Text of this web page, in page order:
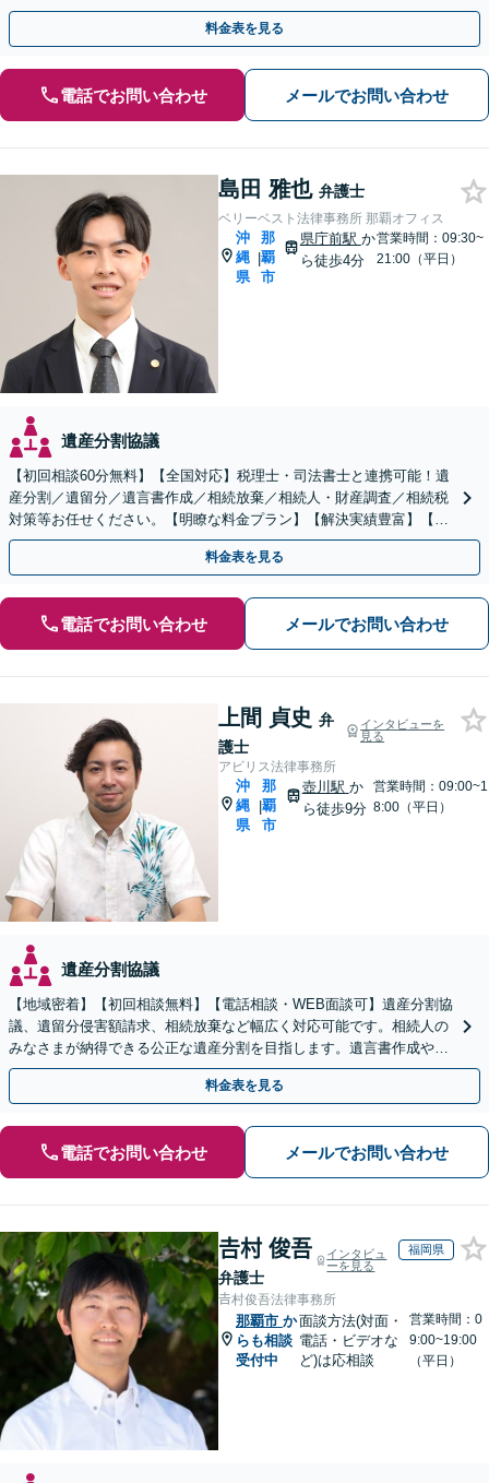
ブルにも対応】【バス停「天久」2分】
料金表を見る
電話でお問い合わせ メールでお問い合わせ
島田 雅也 弁護士
ベリーベスト法律事務所 那覇オフィス
沖
縄
県
|
那
覇
市
県庁前駅 か
ら徒歩4分
営業時間：09:30~
21:00（平日）
遺産分割協議
【初回相談60分無料】【全国対応】税理士・司法書士と連携可能！遺
産分割／遺留分／遺言書作成／相続放棄／相続人・財産調査／相続税
対策等お任せください。【明瞭な料金プラン】【解決実績豊富】【電
話相談可】
料金表を見る
電話でお問い合わせ メールでお問い合わせ
上間 貞史 弁
護士
インタビューを
見る
アビリス法律事務所
沖
縄
県
|
那
覇
市
壺川駅 か
ら徒歩9分
営業時間：09:00~1
8:00（平日）
遺産分割協議
【地域密着】【初回相談無料】【電話相談・WEB面談可】遺産分割協
議、遺留分侵害額請求、相続放棄など幅広く対応可能です。相続人の
みなさまが納得できる公正な遺産分割を目指します。遺言書作成や成
年後見人など、相続に向けた生前対策もお任せください。
料金表を見る
電話でお問い合わせ メールでお問い合わせ
𠮷村 俊吾
弁護士
インタビュ
ーを見る
福岡県
𠮷村俊吾法律事務所
那覇市 か
らも相談
受付中
面談方法(対面・
電話・ビデオな
ど)は応相談
営業時間：0
9:00~19:00
（平日）